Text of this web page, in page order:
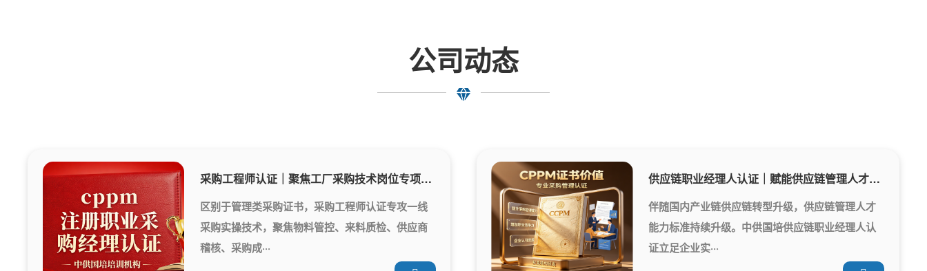
公司动态
采购工程师认证｜聚焦工厂采购技术岗位专项能力提升
区别于管理类采购证书，采购工程师认证专攻一线
采购实操技术，聚焦物料管控、来料质检、供应商
稽核、采购成···
供应链职业经理人认证｜赋能供应链管理人才职业化发展
伴随国内产业链供应链转型升级，供应链管理人才
能力标准持续升级。中供国培供应链职业经理人认
证立足企业实···